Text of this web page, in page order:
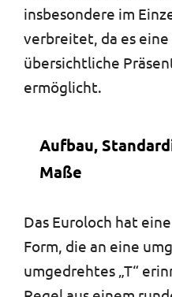
insbesondere im
verbreitet, da es
übersichtliche
ermöglicht.
Aufbau,
Maße
Das Euroloch hat
Form, die an eine
umgedrehtes „T“